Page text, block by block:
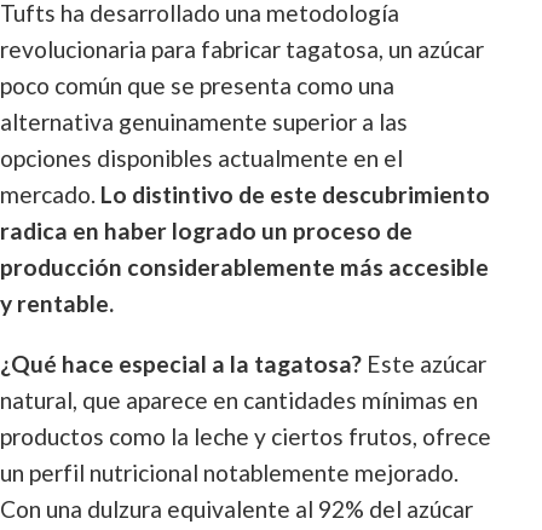
Tufts ha desarrollado una metodología
revolucionaria para fabricar tagatosa, un azúcar
poco común que se presenta como una
alternativa genuinamente superior a las
opciones disponibles actualmente en el
mercado. Lo distintivo de este descubrimiento
radica en haber logrado un proceso de
producción considerablemente más accesible
y rentable.
¿Qué hace especial a la tagatosa? Este azúcar
natural, que aparece en cantidades mínimas en
productos como la leche y ciertos frutos, ofrece
un perfil nutricional notablemente mejorado.
Con una dulzura equivalente al 92% del azúcar